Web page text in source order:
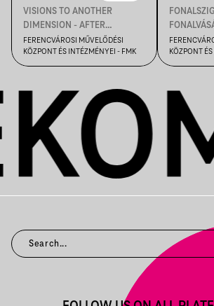
VISIONS TO ANOTHER
DIMENSION - AFTER
CHRYSALIS CSOPORTOS
KIÁLLÍTÁS
FERENCVÁROSI MŰVELŐDÉSI
KÖZPONT ÉS INTÉZMÉNYEI - FMK
KÖZPONT